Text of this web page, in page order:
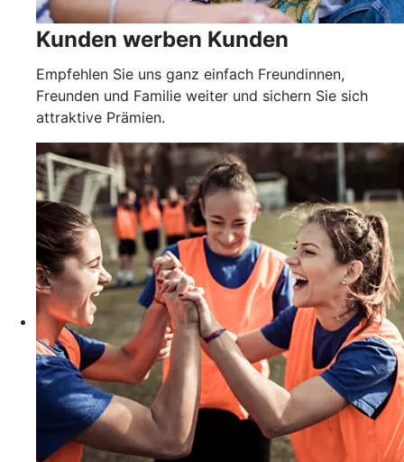
Kunden werben Kunden
Empfehlen Sie uns ganz einfach Freundinnen,
Freunden und Familie weiter und sichern Sie sich
attraktive Prämien.